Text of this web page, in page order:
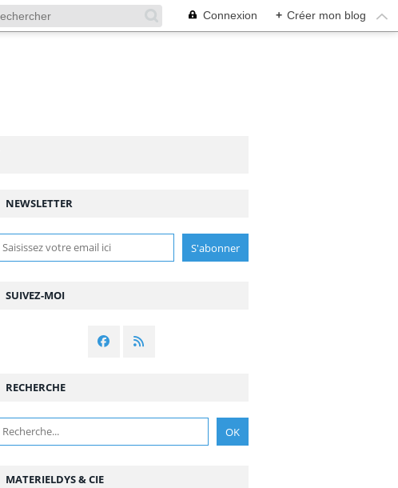
Connexion + Créer mon blog
NEWSLETTER
SUIVEZ-MOI
RECHERCHE
MATERIELDYS & CIE